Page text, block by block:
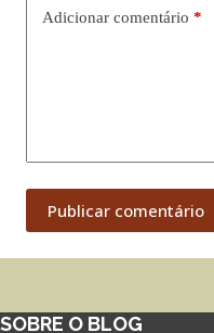
Adicionar comentário *
Publicar comentário
SOBRE O BLOG